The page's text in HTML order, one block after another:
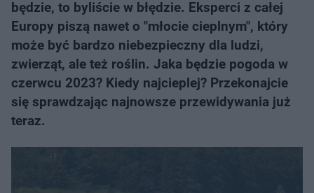
będzie, to byliście w błędzie. Eksperci z całej
Europy piszą nawet o "młocie cieplnym", który
może być bardzo niebezpieczny dla ludzi,
zwierząt, ale też roślin. Jaka będzie pogoda w
czerwcu 2023? Kiedy najcieplej? Przekonajcie
się sprawdzając najnowsze przewidywania już
teraz.